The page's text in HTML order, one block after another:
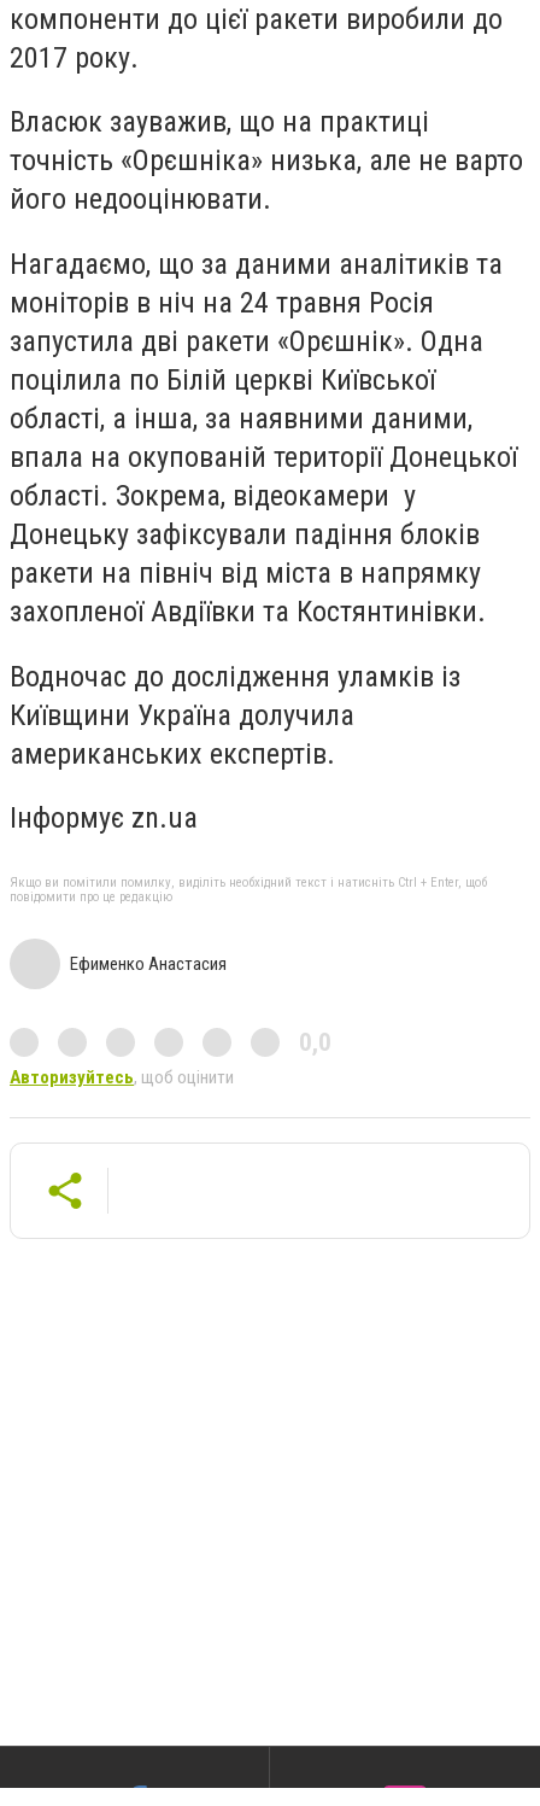
компоненти до цієї ракети виробили до
2017 року.
Власюк зауважив, що на практиці
точність «Орєшніка» низька, але не варто
його недооцінювати.
Нагадаємо, що за даними аналітиків та
моніторів в ніч на 24 травня Росія
запустила дві ракети «Орєшнік». Одна
поцілила по Білій церкві Київської
області, а інша, за наявними даними,
впала на окупованій території Донецької
області. Зокрема, відеокамери у
Донецьку зафіксували падіння блоків
ракети на північ від міста в напрямку
захопленої Авдіївки та Костянтинівки.
Водночас до дослідження уламків із
Київщини Україна долучила
американських експертів.
Інформує zn.ua
Якщо ви помітили помилку, виділіть необхідний текст і натисніть Ctrl + Enter, щоб
повідомити про це редакцію
Ефименко Анастасия
0,0
Авторизуйтесь, щоб оцінити